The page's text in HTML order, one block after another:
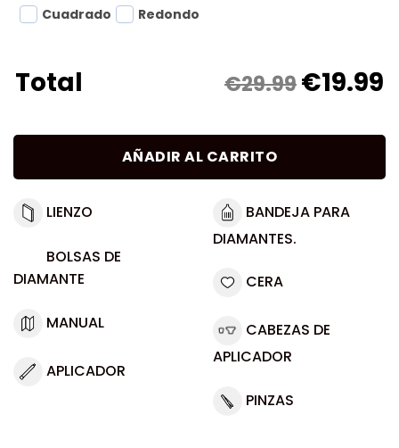
Cuadrado
Redondo
Total €29.99€19.99
AÑADIR AL CARRITO
LIENZO
BOLSAS DE
DIAMANTE
MANUAL
APLICADOR
BANDEJA PARA
DIAMANTES.
CERA
CABEZAS DE
APLICADOR
PINZAS